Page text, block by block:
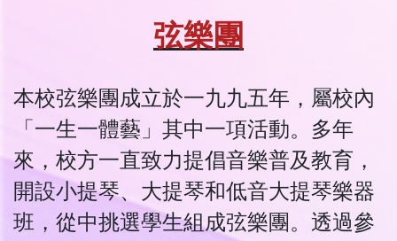
弦樂團
本校弦樂團成立於一九九五年，屬校內
「一生一體藝」其中一項活動。多年
來，校方一直致力提倡音樂普及教育，
開設小提琴、大提琴和低音大提琴樂器
班，從中挑選學生組成弦樂團。透過參